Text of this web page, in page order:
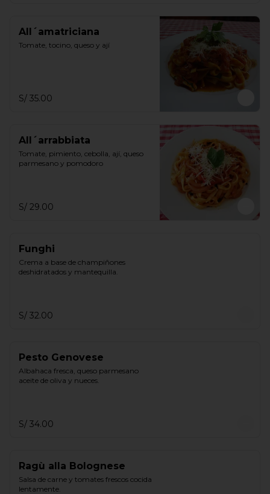
All´amatriciana
Tomate, tocino, queso y ají
S/ 35.00
All´arrabbiata
Tomate, pimiento, cebolla, ají, queso
parmesano y pomodoro
S/ 29.00
Funghi
Crema a base de champiñones
deshidratados y mantequilla.
S/ 32.00
Pesto Genovese
Albahaca fresca, queso parmesano
aceite de oliva y nueces.
S/ 34.00
Ragù alla Bolognese
Salsa de carne y tomates frescos cocida
lentamente.